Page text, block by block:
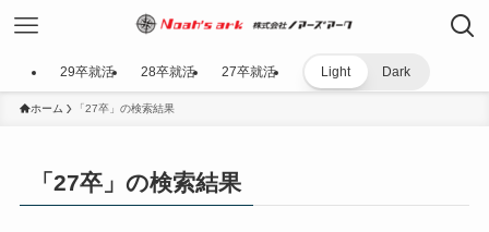
29卒就活 28卒就活 27卒就活 Light Dark
ホーム 「27卒」の検索結果
「27卒」の検索結果